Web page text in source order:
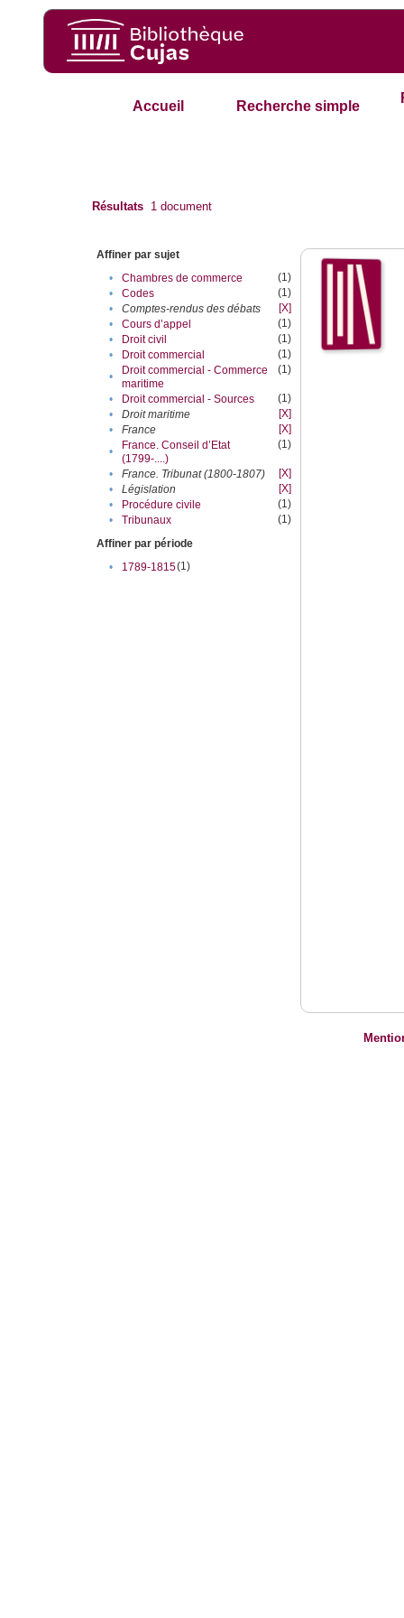
Accueil Recherche simple
Résultats 1 document
Affiner par sujet
•
Chambres de commerce
(1)
•
Codes
(1)
•
Comptes-rendus des débats
[X]
•
Cours d’appel
(1)
•
Droit civil
(1)
•
Droit commercial
(1)
•
Droit commercial - Commerce
maritime
(1)
• Droit commercial - Sources
(1)
•
Droit maritime
[X]
•
France
[X]
•
France. Conseil d’Etat
(1799-....)
(1)
• France. Tribunat (1800-1807)
[X]
•
Législation
[X]
•
Procédure civile
(1)
•
Tribunaux
(1)
Affiner par période
•
1789-1815(1)